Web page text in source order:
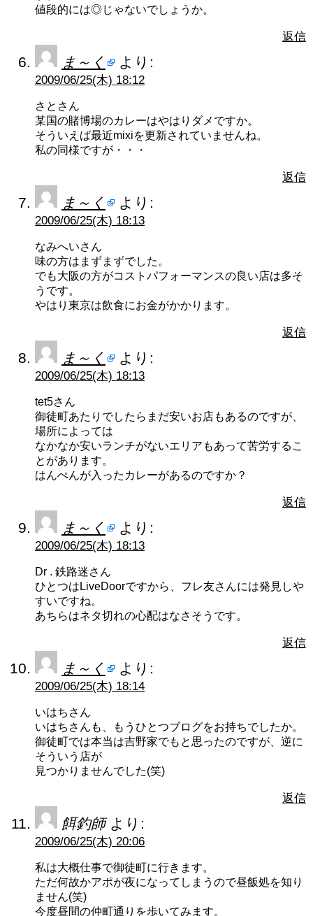
値段的には◎じゃないでしょうか。
返信
ま～く より:
2009/06/25(木) 18:12
さとさん
某国の賭博場のカレーはやはりダメですか。
そういえば最近mixiを更新されていませんね。
私の同様ですが・・・
返信
ま～く より:
2009/06/25(木) 18:13
なみへいさん
味の方はまずまずでした。
でも大阪の方がコストパフォーマンスの良い店は多そ
うです。
やはり東京は飲食にお金がかかります。
返信
ま～く より:
2009/06/25(木) 18:13
tet5さん
御徒町あたりでしたらまだ安いお店もあるのですが、
場所によっては
なかなか安いランチがないエリアもあって苦労するこ
とがあります。
はんぺんが入ったカレーがあるのですか？
返信
ま～く より:
2009/06/25(木) 18:13
Dr . 鉄路迷さん
ひとつはLiveDoorですから、フレ友さんには発見しや
すいですね。
あちらはネタ切れの心配はなさそうです。
返信
ま～く より:
2009/06/25(木) 18:14
いはちさん
いはちさんも、もうひとつブログをお持ちでしたか。
御徒町では本当は吉野家でもと思ったのですが、逆に
そういう店が
見つかりませんでした(笑)
返信
餌釣師 より:
2009/06/25(木) 20:06
私は大概仕事で御徒町に行きます。
ただ何故かアポが夜になってしまうので昼飯処を知り
ません(笑)
今度昼間の仲町通りを歩いてみます。